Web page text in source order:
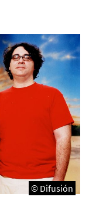
© Difusión